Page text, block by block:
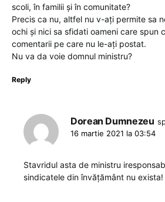
scoli, în familii și în comunitate?
Precis ca nu, altfel nu v-ați permite sa
ochi și nici sa sfidati oameni care spun
comentarii pe care nu le-ați postat.
Nu va da voie domnul ministru?
Reply
Dorean Dumnezeu
16 martie 2021 la 03:54
Stavridul asta de ministru
sindicatele din învățământ nu exista!